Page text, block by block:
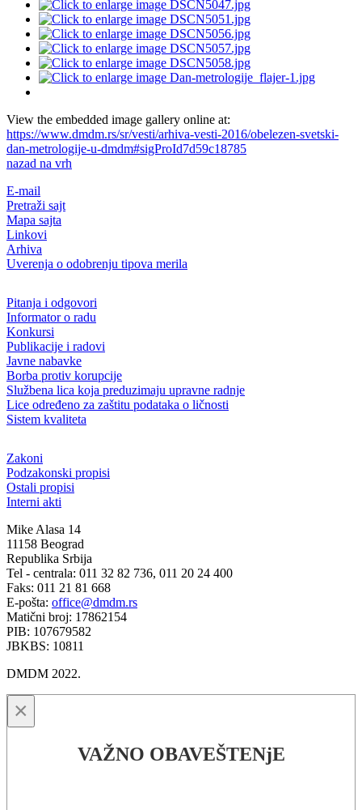
View the embedded image gallery online at:
https://www.dmdm.rs/sr/vesti/arhiva-vesti-2016/obelezen-svetski-
dan-metrologije-u-dmdm#sigProId7d59c18785
nazad na vrh
E-mail
Pretraži sajt
Mapa sajta
Linkovi
Arhiva
Uverenja o odobrenju tipova merila
Pitanja i odgovori
Informator o radu
Konkursi
Publikacije i radovi
Javne nabavke
Borba protiv korupcije
Službena lica koja preduzimaju upravne radnje
Lice određeno za zaštitu podataka o ličnosti
Sistem kvaliteta
Zakoni
Podzakonski propisi
Ostali propisi
Interni akti
Mike Alasa 14
11158 Beograd
Republika Srbija
Tel - centrala: 011 32 82 736, 011 20 24 400
Faks: 011 21 81 668
E-pošta: office@dmdm.rs
Matični broj: 17862154
PIB: 107679582
JBKBS: 10811
DMDM 2022.
×
VAŽNO OBAVEŠTENjE